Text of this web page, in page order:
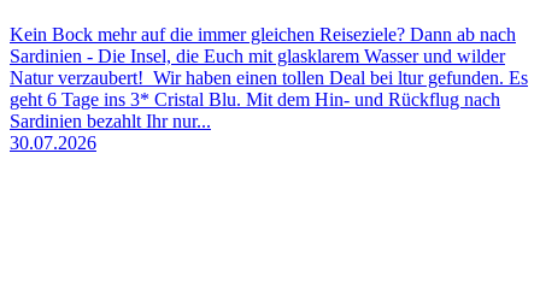
Kein Bock mehr auf die immer gleichen Reiseziele? Dann ab nach
Sardinien - Die Insel, die Euch mit glasklarem Wasser und wilder
Natur verzaubert! Wir haben einen tollen Deal bei ltur gefunden. Es
geht 6 Tage ins 3* Cristal Blu. Mit dem Hin- und Rückflug nach
Sardinien bezahlt Ihr nur...
30.07.2026